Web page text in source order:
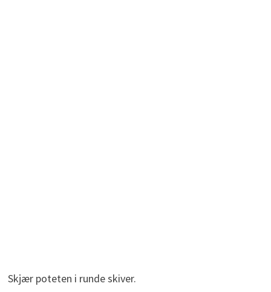
Skjær poteten i runde skiver.